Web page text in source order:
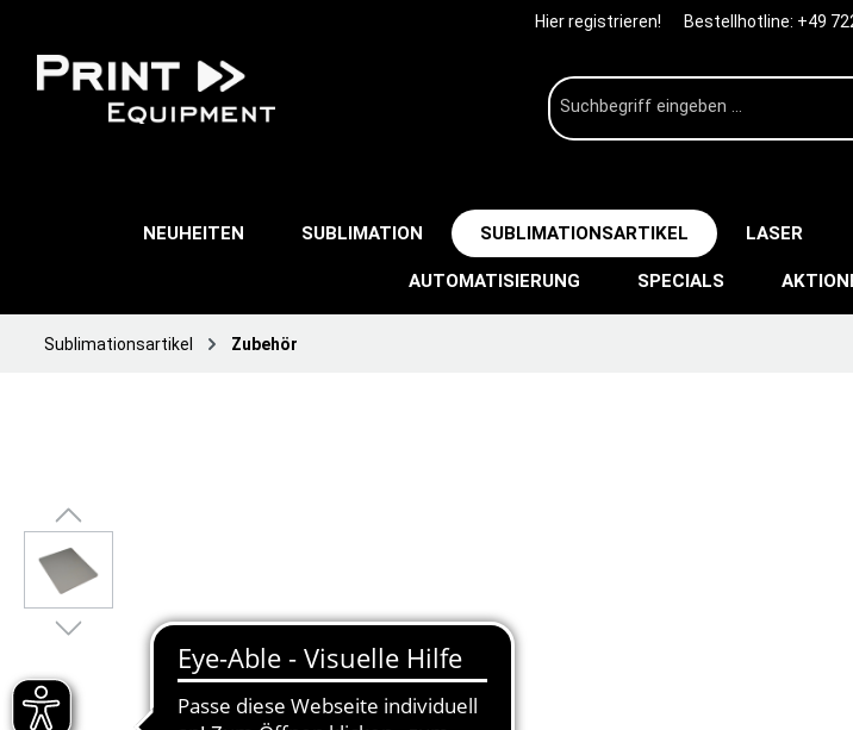
Hier registrieren! Bestellhotline: +49
NEUHEITEN SUBLIMATION SUBLIMATIONSARTIKEL LASER
AUTOMATISIERUNG SPECIALS
Sublimationsartikel Zubehör